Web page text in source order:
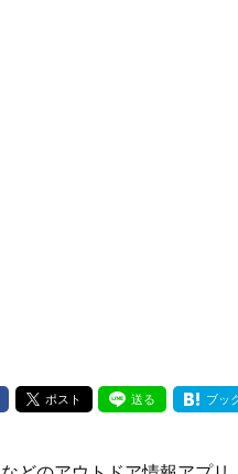
ポスト 送る ブッ